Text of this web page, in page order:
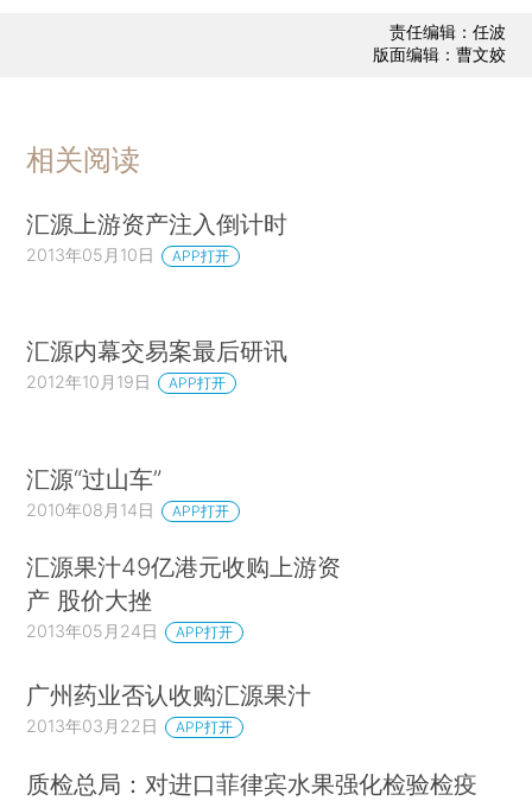
责任编辑：任波
版面编辑：曹文姣
相关阅读
汇源上游资产注入倒计时
2013年05月10日 APP打开
汇源内幕交易案最后研讯
2012年10月19日 APP打开
汇源“过山车”
2010年08月14日 APP打开
汇源果汁49亿港元收购上游资
产 股价大挫
2013年05月24日 APP打开
广州药业否认收购汇源果汁
2013年03月22日 APP打开
质检总局：对进口菲律宾水果强化检验检疫